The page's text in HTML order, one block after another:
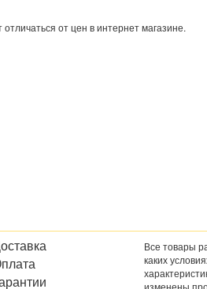
от цен в интернет магазине.
Все товары
каких
изменены